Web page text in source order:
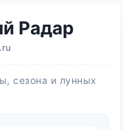
Радар
сезона и лунных